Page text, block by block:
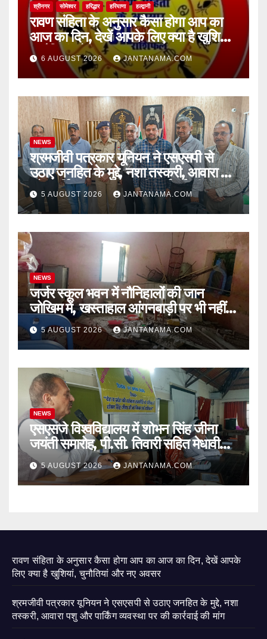
श्रीनगर सोमेश्वर हरिद्धार हरियाणा हल्द्वानी
रावण संहिता के अनुसार कैसा होगा आप का
आज का दिन, देखें आपके लिए क्या है खुशियां,
चुनौतियां और नए अवसर
6 AUGUST 2026 JANTANAMA.COM
NEWS
श्रमजीवी पत्रकार यूनियन ने एसएसपी से
उठाए जनहित के मुद्दे, नशा तस्करी, आवारा पशु
और पार्किंग व्यवस्था पर की कार्रवाई की मांग
5 AUGUST 2026 JANTANAMA.COM
NEWS
जर्जर स्कूल भवन में नौनिहालों की जान
जोखिम में, खस्ताहाल आंगनबाड़ी पर भी नहीं
जागा प्रशासन
5 AUGUST 2026 JANTANAMA.COM
NEWS
एसएसजे विश्वविद्यालय में शोभन सिंह जीना
जयंती समारोह, पी.सी. तिवारी सहित मेधावी
छात्र हुए सम्मानित
5 AUGUST 2026 JANTANAMA.COM
रावण संहिता के अनुसार कैसा होगा आप का आज का दिन, देखें आपके
लिए क्या है खुशियां, चुनौतियां और नए अवसर
श्रमजीवी पत्रकार यूनियन ने एसएसपी से उठाए जनहित के मुद्दे, नशा
तस्करी, आवारा पशु और पार्किंग व्यवस्था पर की कार्रवाई की मांग